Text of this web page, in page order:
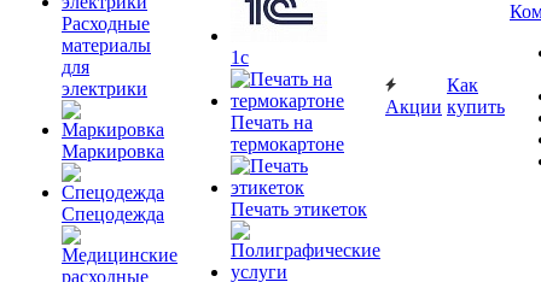
Расходные
материалы
для
электрики
Маркировка
Спецодежда
1c
Печать на
термокартоне
Печать этикеток
Акции
Как
купить